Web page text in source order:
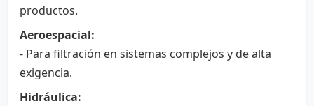
productos.
Aeroespacial:
- Para filtración en sistemas complejos y de alta
exigencia.
Hidráulica: